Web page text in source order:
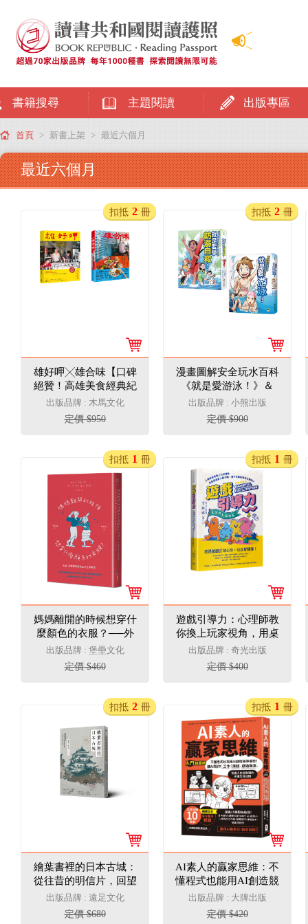
書籍搜尋 主題閱讀 出版專區
首頁 > 新書上架 > 最近六個月
最近六個月
雄好呷╳雄合味【口碑
絕贊！高雄美食經典紀
錄套書】
出版品牌 : 木馬文化
定價 $950
扣抵 2 冊
漫畫圖解安全玩水百科
《就是愛游泳！》＆
《就是要學防溺自
救！》（共2冊）
出版品牌 : 小熊出版
定價 $900
扣抵 2 冊
媽媽離開的時候想穿什
麼顏色的衣服？──外
婆、老媽還有我的三代
生命對話
出版品牌 : 堡壘文化
定價 $460
扣抵 1 冊
遊戲引導力：心理師教
你換上玩家視角，用桌
遊破解人際卡關，讓冷
淡抗拒變成主動投入
出版品牌 : 奇光出版
定價 $400
扣抵 1 冊
繪葉書裡的日本古城：
從往昔的明信片，回望
明治時代至戰前的知名
城郭，一趟穿越時空的
出版品牌 : 遠足文化
定價 $680
扣抵 2 冊
AI素人的贏家思維：不
懂程式也能用AI創造競
爭優勢！讓AI幫你工
作、賺錢、創造機會，
出版品牌 : 大牌出版
定價 $420
扣抵 1 冊